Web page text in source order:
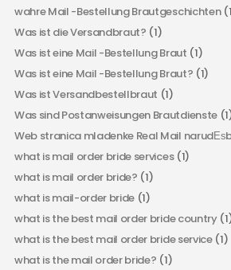
wahre Mail -Bestellung Brautgeschichten
Was ist die Versandbraut? (1)
Was ist eine Mail -Bestellung Braut (1)
Was ist eine Mail -Bestellung Braut? (1)
Was ist Versandbestellbraut (1)
Was sind Postanweisungen Brautdienste
Web stranica mladenke Real Mail
what is mail order bride services(1)
what is mail order bride? (1)
what is mail-order bride (1)
what is the best mail order bride country
what is the best mail order bride service(1)
what is the mail order bride? (1)